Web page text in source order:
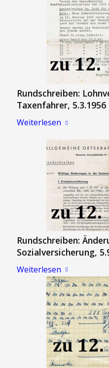
Rundschreiben:
Taxenfahrer, 5.3.1956
Weiterlesen
Rundschreiben:
Sozialversicherung,
Weiterlesen